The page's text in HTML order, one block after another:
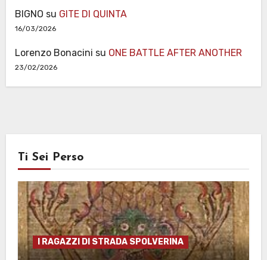
BIGNO su GITE DI QUINTA
16/03/2026
Lorenzo Bonacini su ONE BATTLE AFTER ANOTHER
23/02/2026
Ti Sei Perso
I RAGAZZI DI STRADA SPOLVERINA